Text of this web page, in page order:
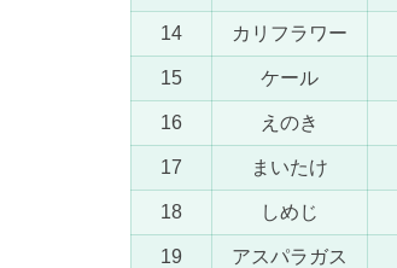
14 カリフラワー
15 ケール
16 えのき
17 まいたけ
18 しめじ
19 アスパラガス